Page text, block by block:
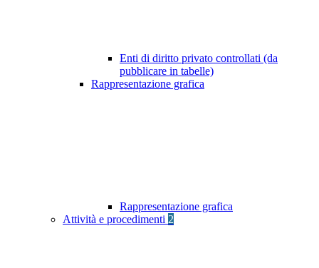
Enti di diritto privato controllati (da
pubblicare in tabelle)
Rappresentazione grafica
Rappresentazione grafica
Attività e procedimenti 2